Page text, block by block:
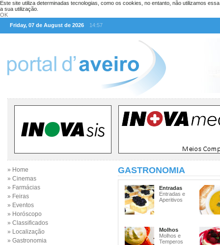
Este site utiliza determinadas tecnologias, como os cookies, no entanto, não utilizamos
a sua utilização.
OK
Friday, 07 de August de 2026
14:57
» Home
» Cinemas
» Farmácias
» Feiras
» Eventos
» Horóscopo
» Classificados
» Localização
» Gastronomia
GASTRONOMIA
Entradas
Entradas e
Aperitivos
Molhos
Molhos e
Temperos